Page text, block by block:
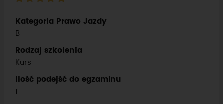
Kategoria Prawo Jazdy
B
Rodzaj szkolenia
Kurs
Ilość podejść do egzaminu
1